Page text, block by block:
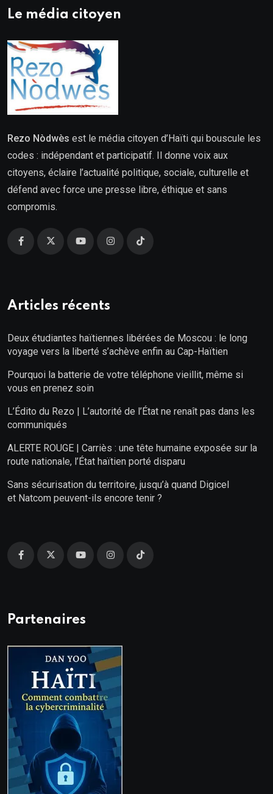
Le média citoyen
Rezo Nòdwès est le média citoyen d’Haïti qui bouscule les
codes : indépendant et participatif. Il donne voix aux
citoyens, éclaire l’actualité politique, sociale, culturelle et
défend avec force une presse libre, éthique et sans
compromis.
Articles récents
Deux étudiantes haïtiennes libérées de Moscou : le long
voyage vers la liberté s’achève enfin au Cap-Haïtien
Pourquoi la batterie de votre téléphone vieillit, même si
vous en prenez soin
L’Édito du Rezo | L’autorité de l’État ne renaît pas dans les
communiqués
ALERTE ROUGE | Carriès : une tête humaine exposée sur la
route nationale, l’État haïtien porté disparu
Sans sécurisation du territoire, jusqu’à quand Digicel
et Natcom peuvent-ils encore tenir ?
Partenaires